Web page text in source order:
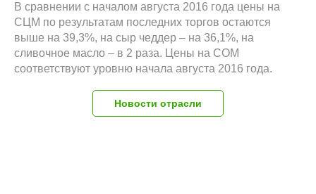
В сравнении с началом августа 2016 года цены на
СЦМ по результатам последних торгов остаются
выше на 39,3%, на сыр чеддер – на 36,1%, на
сливочное масло – в 2 раза. Цены на СОМ
соответствуют уровню начала августа 2016 года.
Новости отрасли